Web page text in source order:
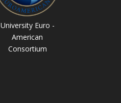
University Euro -
American
Consortium